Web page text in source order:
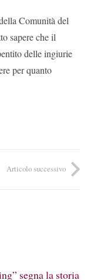
Comunità del
sapere che il
delle ingiurie
per quanto
Articolo successivo
segna la storia